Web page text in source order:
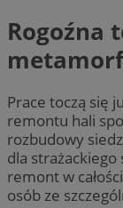
Rogoźna
Prace toczą się
remontu hali
rozbudowy
dla
remont w
osób ze